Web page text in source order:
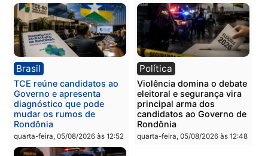
Polícia
Homem é preso com
drogas durante ação da
PM no Castanheira
quinta-feira, 06/08/2026 às 09:02
Polícia
Polícia Civil prende dois
homens por tortura,
tráfico e posse de arma
Itapuã
quinta-feira, 06/08/2026 às